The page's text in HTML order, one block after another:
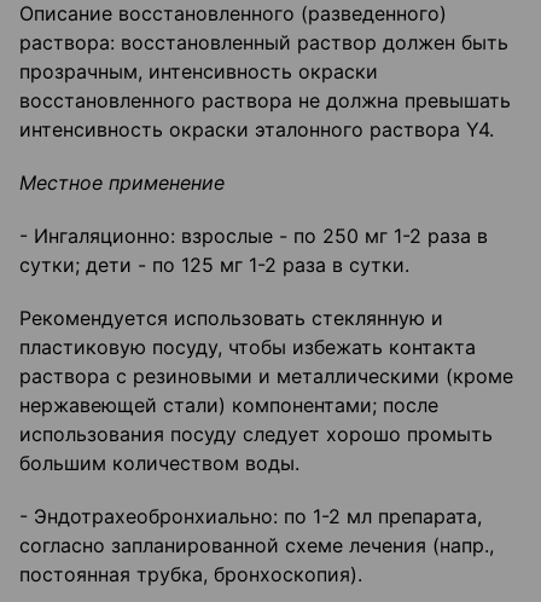
Описание восстановленного (разведенного)
раствора: восстановленный раствор должен быть
прозрачным, интенсивность окраски
восстановленного раствора не должна превышать
интенсивность окраски эталонного раствора Y4.
Местное применение
- Ингаляционно: взрослые - по 250 мг 1-2 раза в
сутки; дети - по 125 мг 1-2 раза в сутки.
Рекомендуется использовать стеклянную и
пластиковую посуду, чтобы избежать контакта
раствора с резиновыми и металлическими (кроме
нержавеющей стали) компонентами; после
использования посуду следует хорошо промыть
большим количеством воды.
- Эндотрахеобронхиально: по 1-2 мл препарата,
согласно запланированной схеме лечения (напр.,
постоянная трубка, бронхоскопия).